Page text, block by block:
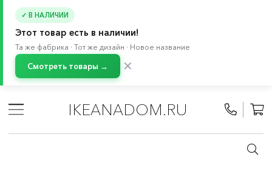
✓ В НАЛИЧИИ
Этот товар есть в наличии!
Та же фабрика · Тот же дизайн · Новое название
Смотреть товары → ✕
IKEANADOM.RU
Крючки и полки на стену
/ Настенные полки
Настенные шкафы ЭКЕТ